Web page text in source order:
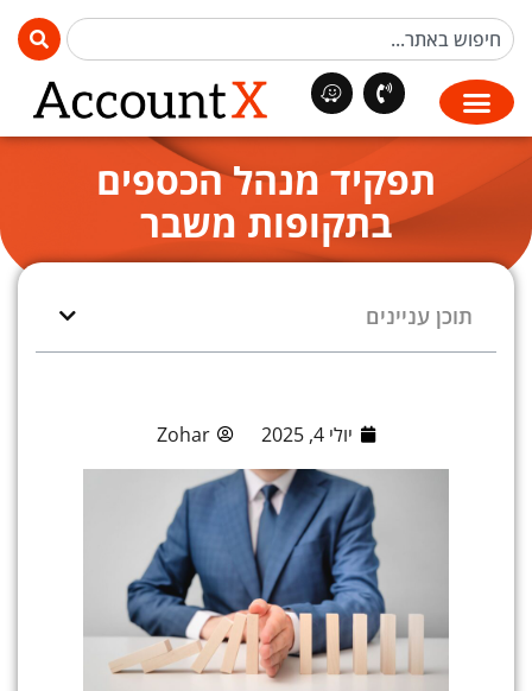
תפקיד מנהל הכספים
בתקופות משבר
תוכן עניינים
יולי 4, 2025 Zohar